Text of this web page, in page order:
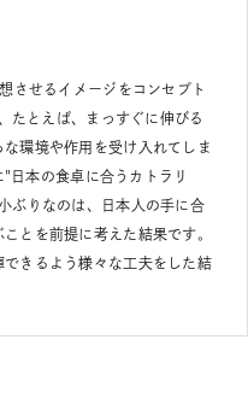
させるイメージをコンセプト
たとえば、まっすぐに伸びる
環境や作用を受け入れてしま
日本の食卓に合うカトラリ
ぶりなのは、日本人の手に合
とを前提に考えた結果です。
きるよう様々な工夫をした結